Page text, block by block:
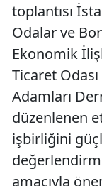
toplantısı
Odalar ve
Ekonomik
Ticaret
Adamları
düzenlenen
işbirliğini
amacıyla